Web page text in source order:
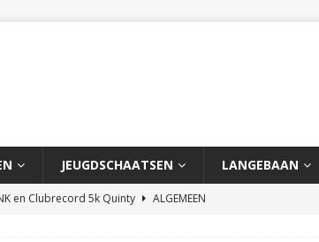
JEUGDSCHAATSEN LANGEBAAN
en Clubrecord 5k Quinty
ALGEMEEN